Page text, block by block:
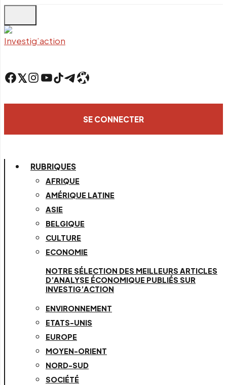
to
main
Facebook Twitter Instagram YouTube TikTok TelegramLien
SE CONNECTER
RUBRIQUES
AFRIQUE
AMÉRIQUE LATINE
ASIE
BELGIQUE
CULTURE
ECONOMIE
NOTRE SÉLECTION DES MEILLEURS ARTICLES
D’ANALYSE ÉCONOMIQUE PUBLIÉS SUR
INVESTIG’ACTION
ENVIRONNEMENT
ETATS-UNIS
EUROPE
MOYEN-ORIENT
NORD-SUD
SOCIÉTÉ